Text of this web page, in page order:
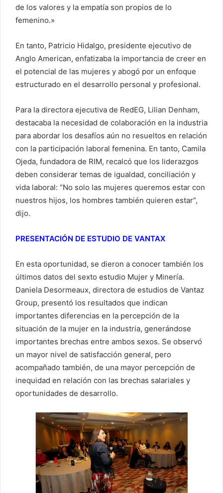
de los valores y la empatía son propios de lo
femenino.»
En tanto, Patricio Hidalgo, presidente ejecutivo de
Anglo American, enfatizaba la importancia de creer en
el potencial de las mujeres y abogó por un enfoque
estructurado en el desarrollo personal y profesional.
Para la directora ejecutiva de RedEG, Lilian Denham,
destacaba la necesidad de colaboración en la industria
para abordar los desafíos aún no resueltos en relación
con la participación laboral femenina. En tanto, Camila
Ojeda, fundadora de RIM, recalcó que los liderazgos
deben considerar temas de igualdad, conciliación y
vida laboral: “No solo las mujeres queremos estar con
nuestros hijos, los hombres también quieren estar”,
dijo.
PRESENTACIÓN DE ESTUDIO DE VANTAX
En esta oportunidad, se dieron a conocer también los
últimos datos del sexto estudio Mujer y Minería.
Daniela Desormeaux, directora de estudios de Vantaz
Group, presentó los resultados que indican
importantes diferencias en la percepción de la
situación de la mujer en la industria, generándose
importantes brechas entre ambos sexos. Se observó
un mayor nivel de satisfacción general, pero
acompañado también, de una mayor percepción de
inequidad en relación con las brechas salariales y
oportunidades de desarrollo.